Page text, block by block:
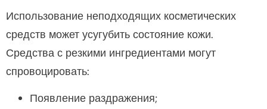
Использование неподходящих косметических
средств может усугубить состояние кожи.
Средства с резкими ингредиентами могут
спровоцировать:
Появление раздражения;